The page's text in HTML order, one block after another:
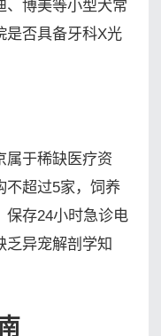
、博美等小型犬常
是否具备牙科X光
属于稀缺医疗资
不超过5家，饲养
保存24小时急诊电
乏异宠解剖学知